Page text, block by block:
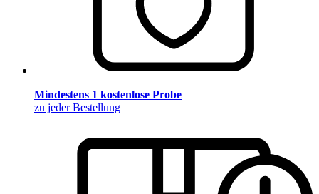
Mindestens 1 kostenlose Probe
zu jeder Bestellung